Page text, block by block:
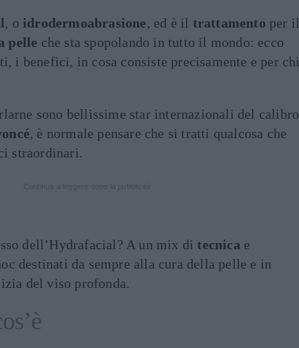
, o idrodermoabrasione, ed è il trattamento per il
pelle che sta spopolando in tutto il mondo: ecco
i benefici, in cosa consiste precisamente e per chi
sono bellissime star internazionali del calibro
, è normale pensare che si tratti qualcosa che
straordinari.
dell’Hydrafacial? A un mix ditecnica e
destinati da sempre alla cura della pelle e in
del viso profonda.